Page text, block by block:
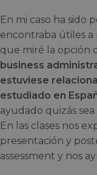
En mi caso ha sido
encontraba útiles
que miré la opción
business
estuviese
estudiado en
ayudado quizás
En las clases nos
presentación y
assessment y nos